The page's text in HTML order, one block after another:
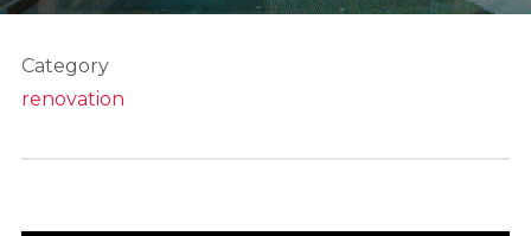
Category
renovation